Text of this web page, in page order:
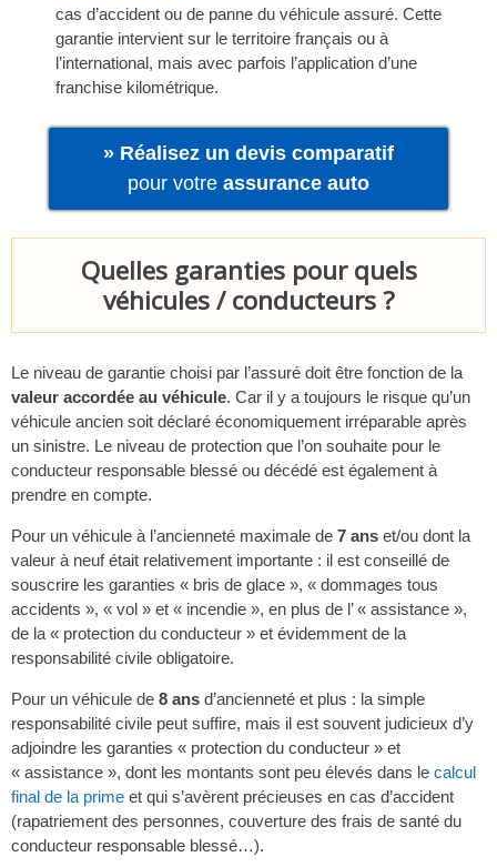
cas d’accident ou de panne du véhicule assuré. Cette
garantie intervient sur le territoire français ou à
l’international, mais avec parfois l’application d’une
franchise kilométrique.
» Réalisez un devis comparatif
pour votre assurance auto
Quelles garanties pour quels
véhicules / conducteurs ?
Le niveau de garantie choisi par l’assuré doit être fonction de la
valeur accordée au véhicule. Car il y a toujours le risque qu’un
véhicule ancien soit déclaré économiquement irréparable après
un sinistre. Le niveau de protection que l’on souhaite pour le
conducteur responsable blessé ou décédé est également à
prendre en compte.
Pour un véhicule à l’ancienneté maximale de 7 ans et/ou dont la
valeur à neuf était relativement importante : il est conseillé de
souscrire les garanties « bris de glace », « dommages tous
accidents », « vol » et « incendie », en plus de l’ « assistance »,
de la « protection du conducteur » et évidemment de la
responsabilité civile obligatoire.
Pour un véhicule de 8 ans d’ancienneté et plus : la simple
responsabilité civile peut suffire, mais il est souvent judicieux d’y
adjoindre les garanties « protection du conducteur » et
« assistance », dont les montants sont peu élevés dans le calcul
final de la prime et qui s’avèrent précieuses en cas d’accident
(rapatriement des personnes, couverture des frais de santé du
conducteur responsable blessé…).